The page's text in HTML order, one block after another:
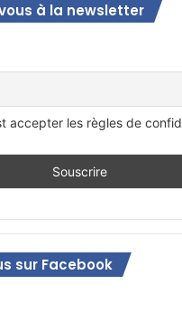
à la newsletter
accepter les règles de
sur Facebook